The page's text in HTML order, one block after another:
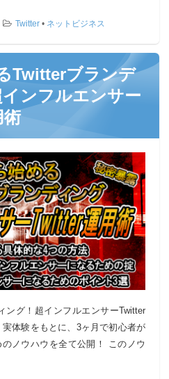
Twitter • ネットビジネス
Twitterブランデ
ンフルエンサー
術
ング！超インフルエンサーTwitter
体験をもとに、3ヶ月で初心者が
ノウハウを全て公開！ このノウ